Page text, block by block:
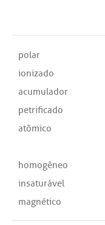
polar
ionizado
acumulador
petrificado
atômico
homogêneo
insaturável
magnético